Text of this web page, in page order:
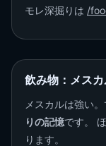
モレ深掘りは /
飲み物：メス
メスカルは強い
りの記憶です。
ります。